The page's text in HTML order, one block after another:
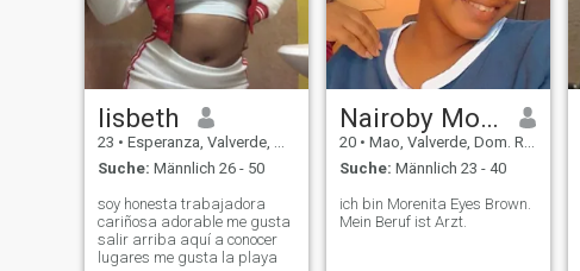
lisbeth
23 • Esperanza, Valverde, Dom. Rep.
Suche: Männlich 26 - 50
soy honesta trabajadora
cariñosa adorable me gusta
salir arriba aquí a conocer
lugares me gusta la playa
Nairoby Mora
20 • Mao, Valverde, Dom. Rep.
Suche: Männlich 23 - 40
ich bin Morenita Eyes Brown.
Mein Beruf ist Arzt.